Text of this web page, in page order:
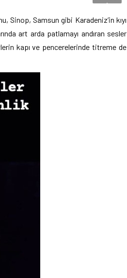
Sinop, Samsun gibi Karadeniz’in kıyı
art arda patlamayı andıran sesler
kapı ve pencerelerinde titreme de